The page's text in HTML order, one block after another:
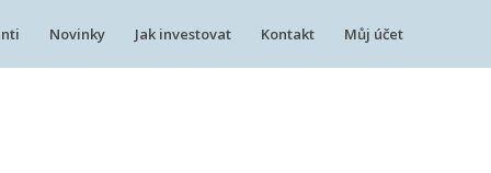
Novinky Jak investovat Kontakt Můj účet